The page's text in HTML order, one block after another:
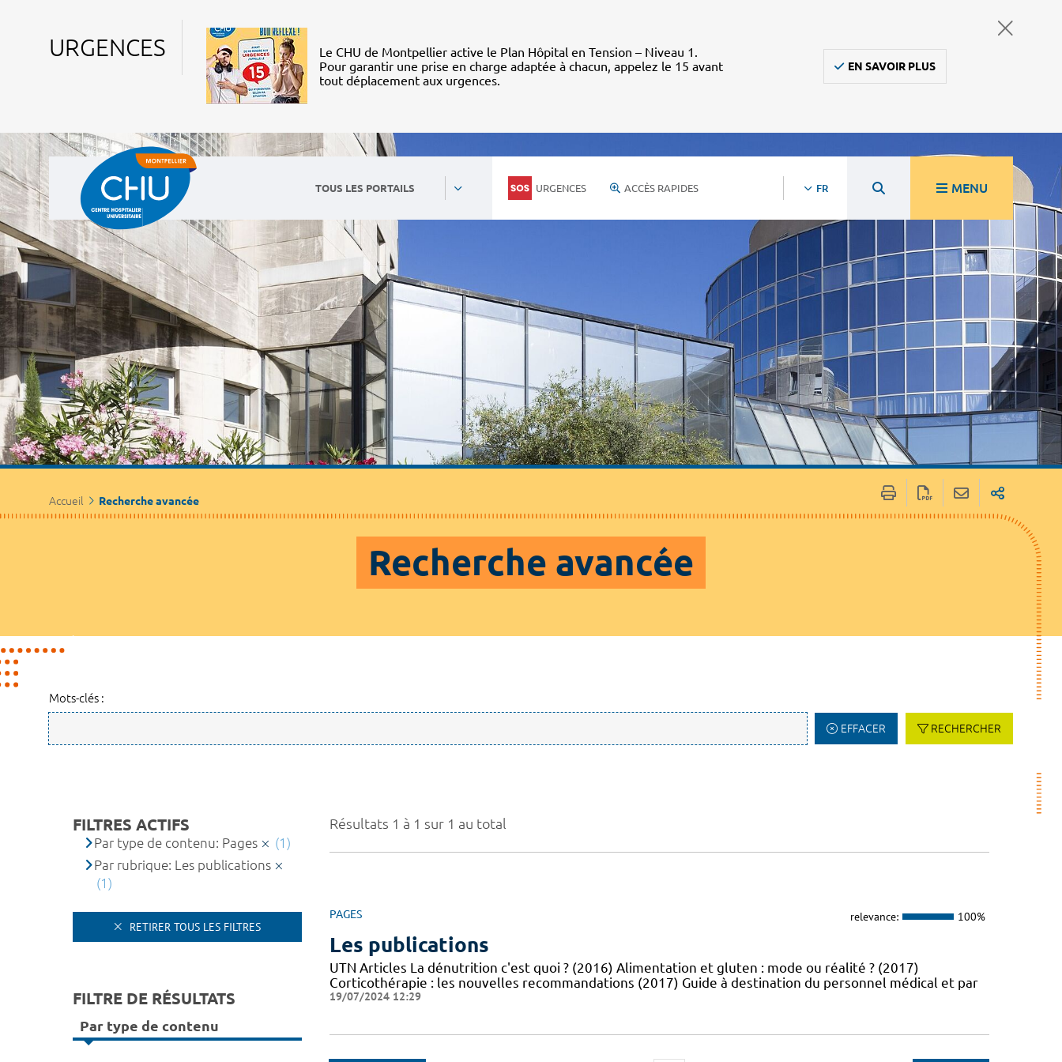
URGENCES
Le CHU de Montpellier active le Plan Hôpital en Tension – Niveau 1.
Pour garantir une prise en charge adaptée à chacun, appelez le 15 avant
tout déplacement aux urgences.
EN SAVOIR PLUS
TOUS LES PORTAILS URGENCES ACCÈS RAPIDES FR MENU
Accueil Recherche avancée
Recherche avancée
Mots-clés :
EFFACER RECHERCHER
Résultats 1 à 1 sur 1 au total
PAGES relevance: 100%
Les publications
UTN Articles La dénutrition c'est quoi ? (2016) Alimentation et gluten : mode ou réalité ? (2017)
Corticothérapie : les nouvelles recommandations (2017) Guide à destination du personnel médical et par
19/07/2024 12:29
FILTRES ACTIFS
Par type de contenu: Pages
(1)
Par rubrique: Les publications
(1)
RETIRER TOUS LES FILTRES
FILTRE DE RÉSULTATS
Par type de contenu